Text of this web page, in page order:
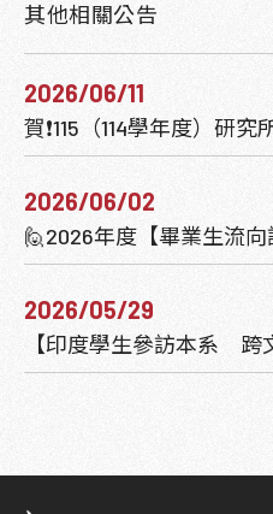
其他相關公告
2026/06/11
賀❗115（114學年度）研究
2026/06/02
🙋2026年度【畢業生流
2026/05/29
【印度學生參訪本系 跨